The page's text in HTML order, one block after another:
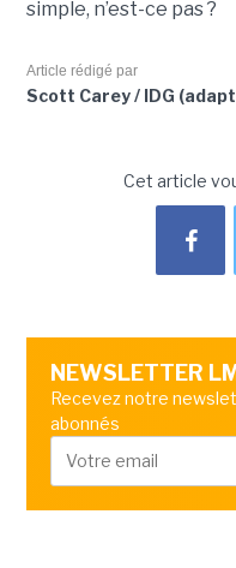
simple, n’est-ce pas ?
Article rédigé par
Scott Carey / IDG
Cet article
NEWSLETTER LMI
Recevez notre
abonnés